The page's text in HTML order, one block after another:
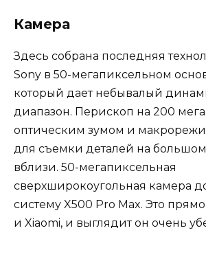
Камера
Здесь собрана последняя
Sony в 50-мегапиксельном
который дает небывалый
диапазон. Перископ на 200
оптическим зумом и
для съемки деталей на
вблизи. 50-мегапиксельная
сверхширокоугольная камера
систему X500 Pro Max. Это
и Xiaomi, и выглядит он очень